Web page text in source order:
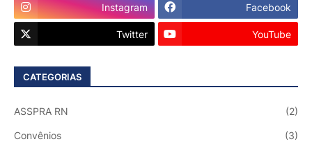
Instagram Facebook
Twitter YouTube
CATEGORIAS
ASSPRA RN (2)
Convênios (3)